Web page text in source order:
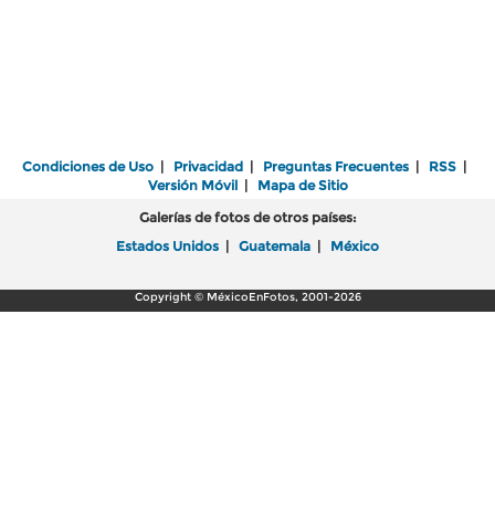
Condiciones de Uso | Privacidad | Preguntas Frecuentes | RSS |
Versión Móvil| Mapa de Sitio
Galerías de fotos de otros países:
Estados Unidos | Guatemala | México
Copyright © MéxicoEnFotos, 2001-2026